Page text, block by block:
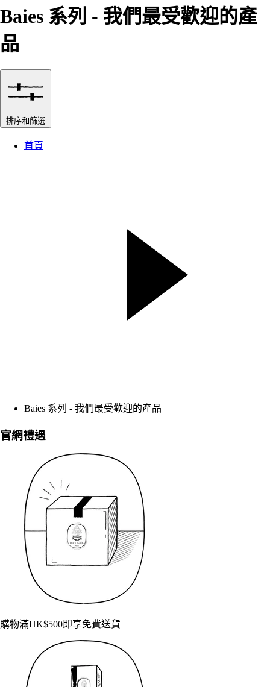
Baies 系列 - 我們最受歡迎的產
品
排序和篩選
首頁
Baies 系列 - 我們最受歡迎的產品
官網禮遇
購物滿HK$500即享免費送貨